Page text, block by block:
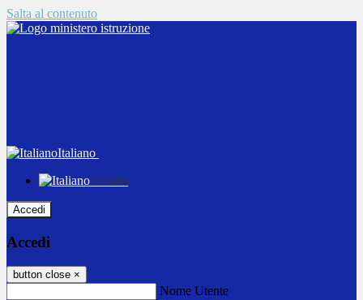
Salta al contenuto
Italiano
Italiano
Accedi
Accedi
button close ×
Nome Utente